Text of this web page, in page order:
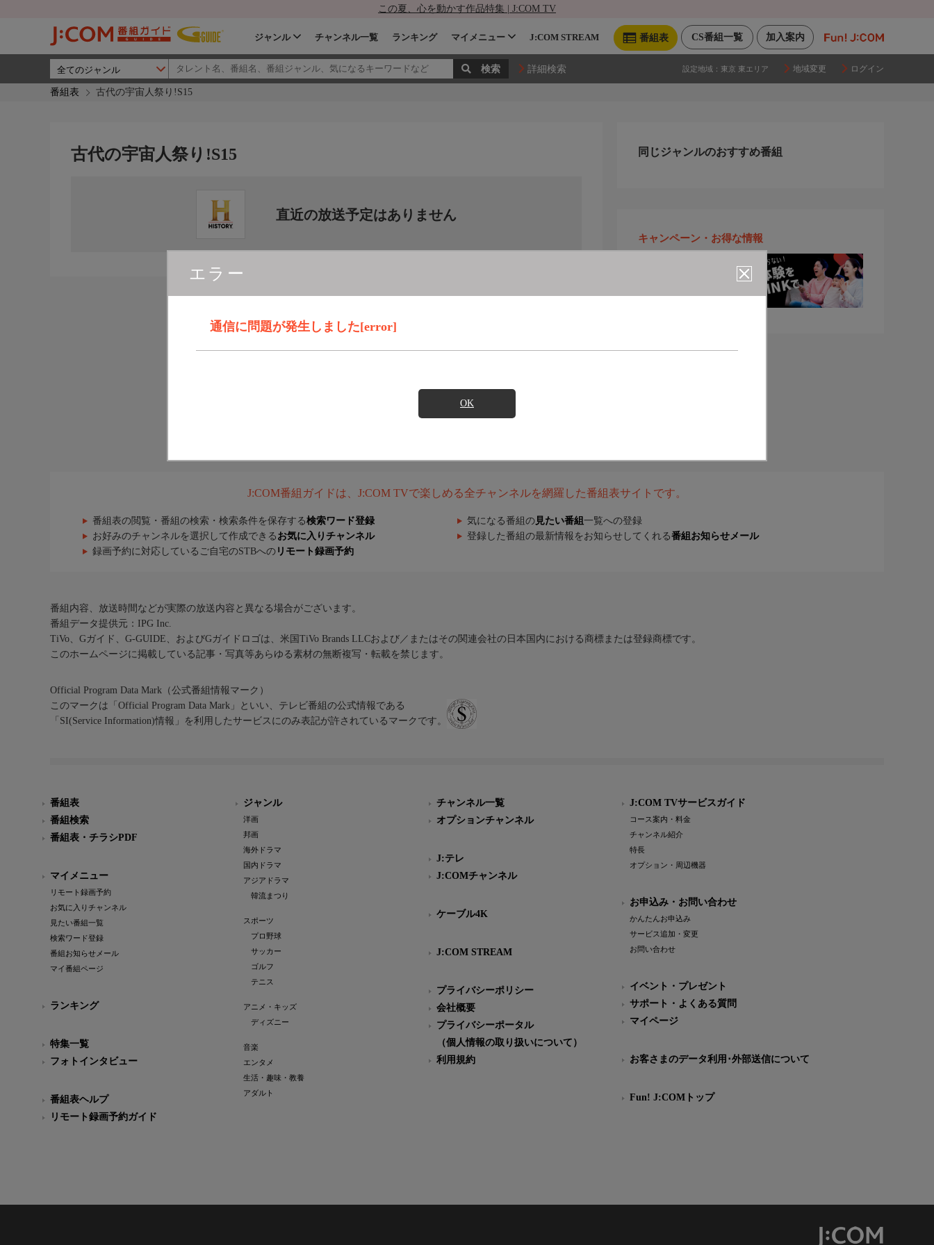
この夏、心を動かす作品特集 | J:COM TV
加入案内
CS番組一覧
番組表
ジャンル チャンネル一覧 ランキング マイメニュー J:COM STREAM
詳細検索 設定地域： 東京 東エリア 地域変更 ログイン
番組表 古代の宇宙人祭り!S15
エラー
通信に問題が発生しました[error]
OK
古代の宇宙人祭り!S15
直近の放送予定はありません
同じジャンルのおすすめ番組
キャンペーン・お得な情報
J:COM番組ガイドは、J:COM TVで楽しめる全チャンネルを網羅した番組表サイトです。
番組表の閲覧・番組の検索・検索条件を保存する検索ワード登録 気になる番組の 見たい番組 一覧への登録
お好みのチャンネルを選択して作成できる お気に入りチャンネル 登録した番組の最新情報をお知らせしてくれる番組お知らせメール
録画予約に対応しているご自宅のSTBへの リモート録画予約
番組内容、放送時間などが実際の放送内容と異なる場合がございます。
番組データ提供元：IPG Inc.
TiVo、Gガイド、G-GUIDE、およびGガイドロゴは、米国TiVo Brands LLCおよび／またはその関連会社の日本国内における商標または登録商標です。
このホームページに掲載している記事・写真等あらゆる素材の無断複写・転載を禁じます。
Official Program Data Mark（公式番組情報マーク）
このマークは「Official Program Data Mark」といい、テレビ番組の公式情報である
「SI(Service Information)情報」を利用したサービスにのみ表記が許されているマークです。
番組表
番組検索
番組表・チラシPDF
マイメニュー
リモート録画予約
お気に入りチャンネル
見たい番組一覧
検索ワード登録
番組お知らせメール
マイ番組ページ
ランキング
特集一覧
フォトインタビュー
番組表ヘルプ
リモート録画予約ガイド
ジャンル
洋画
邦画
海外ドラマ
国内ドラマ
アジアドラマ
韓流まつり
スポーツ
プロ野球
サッカー
ゴルフ
テニス
アニメ・キッズ
ディズニー
音楽
エンタメ
生活・趣味・教養
アダルト
チャンネル一覧
オプションチャンネル
J:テレ
J:COMチャンネル
ケーブル4K
J:COM STREAM
プライバシーポリシー
会社概要
プライバシーポータル
（個人情報の取り扱いについて）
利用規約
J:COM TVサービスガイド
コース案内・料金
チャンネル紹介
特長
オプション・周辺機器
お申込み・お問い合わせ
かんたんお申込み
サービス追加・変更
お問い合わせ
イベント・プレゼント
サポート・よくある質問
マイページ
お客さまのデータ利用･外部送信について
Fun! J:COMトップ